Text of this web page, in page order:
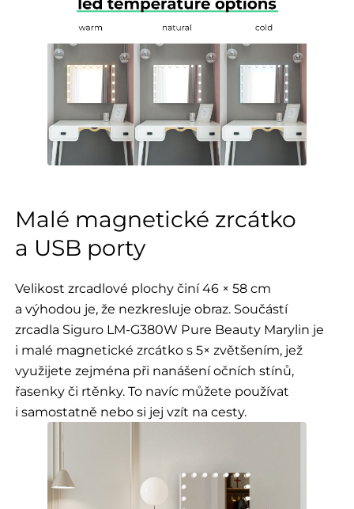
Malé magnetické zrcátko
a USB porty
Velikost zrcadlové plochy činí 46 × 58 cm
a výhodou je, že nezkresluje obraz. Součástí
zrcadla Siguro LM-G380W Pure Beauty Marylin je
i malé magnetické zrcátko s 5× zvětšením, jež
využijete zejména při nanášení očních stínů,
řasenky či rtěnky. To navíc můžete používat
i samostatně nebo si jej vzít na cesty.